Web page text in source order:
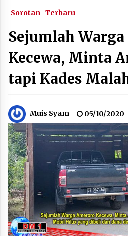
Sorotan Terbaru
Sejumlah
Kecewa, Minta
tapi Kades
Muis Syam 05/10/2020